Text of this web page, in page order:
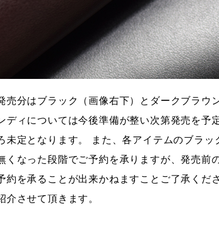
売分はブラック（画像右下）とダークブラウ
ディについては今後準備が整い次第発売を予
未定となります。 また、各アイテムのブラ
くなった段階でご予約を承りますが、発売前
約を承ることが出来かねますことご了承くだ
介させて頂きます。